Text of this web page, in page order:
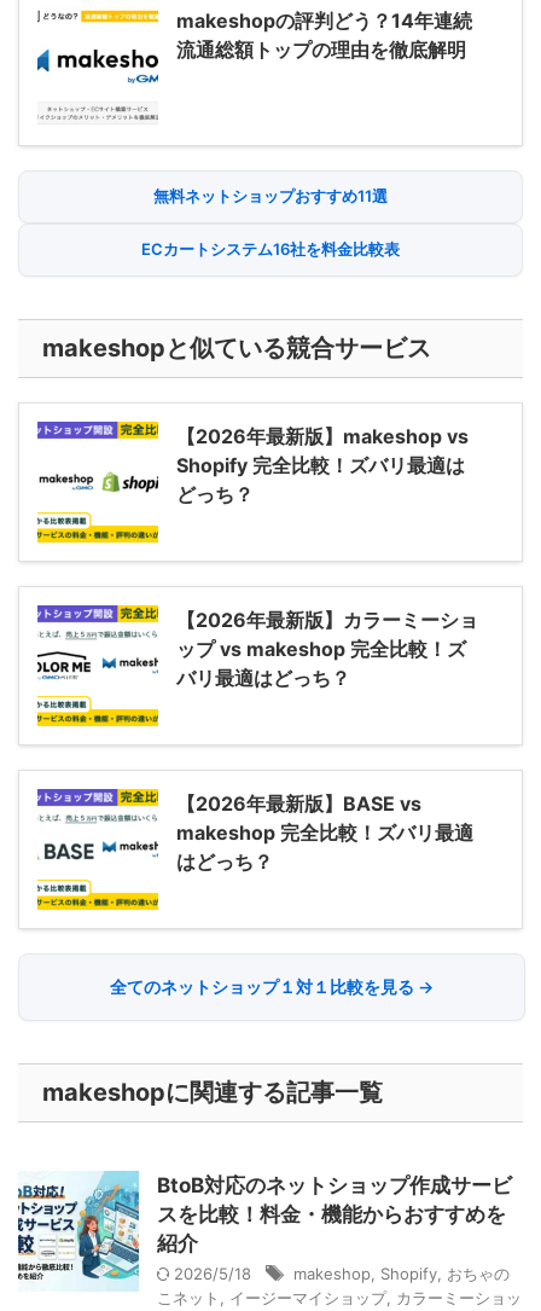
makeshopの評判どう？14年連続
流通総額トップの理由を徹底解明
無料ネットショップおすすめ11選
ECカートシステム16社を料金比較表
makeshopと似ている競合サービス
【2026年最新版】makeshop vs
Shopify 完全比較！ズバリ最適は
どっち？
【2026年最新版】カラーミーショ
ップ vs makeshop 完全比較！ズ
バリ最適はどっち？
【2026年最新版】BASE vs
makeshop 完全比較！ズバリ最適
はどっち？
全てのネットショップ１対１比較を見る →
makeshopに関連する記事一覧
BtoB対応のネットショップ作成サービ
スを比較！料金・機能からおすすめを
紹介
2026/5/18 makeshop Shopify おちゃの
こネット
イージーマイショップ, カラーミーショッ